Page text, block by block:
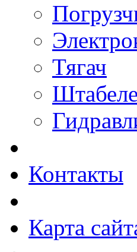
Тягач
Контакты
Карта